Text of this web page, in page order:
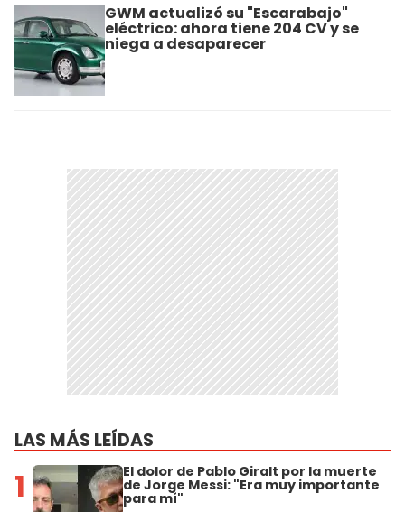
GWM actualizó su "Escarabajo"
eléctrico: ahora tiene 204 CV y se
niega a desaparecer
LAS MÁS LEÍDAS
1 El dolor de Pablo Giralt por la muerte
de Jorge Messi: "Era muy importante
para mí"